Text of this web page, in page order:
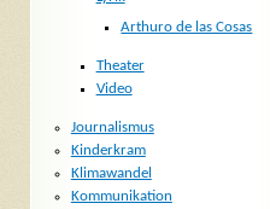
Arthuro de las Cosas
Theater
Video
Journalismus
Kinderkram
Klimawandel
Kommunikation